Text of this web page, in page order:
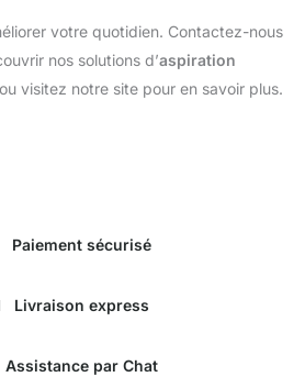
votre quotidien. Contactez-nous
nos solutions d’aspiration
ou visitez notre site pour en savoir plus.
Paiement sécurisé
Livraison express
Assistance par Chat